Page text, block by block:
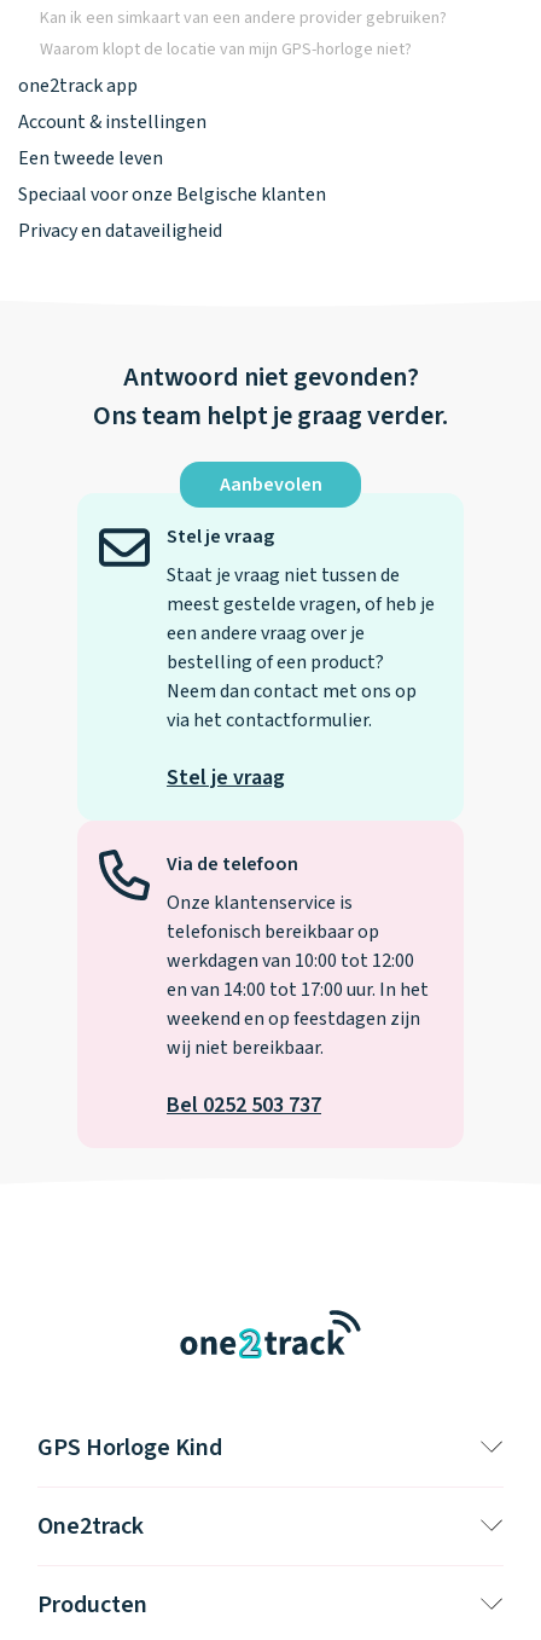
Kan ik een simkaart van een andere provider gebruiken?
Waarom klopt de locatie van mijn GPS-horloge niet?
one2track app
Account & instellingen
Een tweede leven
Speciaal voor onze Belgische klanten
Privacy en dataveiligheid
Antwoord niet gevonden?
Ons team helpt je graag verder.
Via de telefoon
Onze klantenservice is
telefonisch bereikbaar op
werkdagen van 10:00 tot 12:00
en van 14:00 tot 17:00 uur. In het
weekend en op feestdagen zijn
wij niet bereikbaar.
Bel 0252 503 737
Aanbevolen
Stel je vraag
Staat je vraag niet tussen de
meest gestelde vragen, of heb je
een andere vraag over je
bestelling of een product?
Neem dan contact met ons op
via het contactformulier.
Stel je vraag
GPS Horloge Kind
One2track
Producten